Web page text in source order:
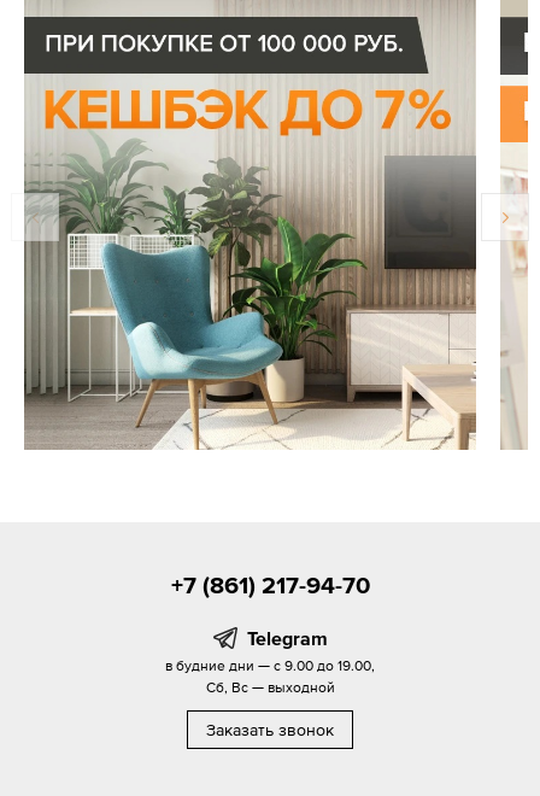
+7 (861) 217-94-70
Telegram
в будние дни — с 9.00 до 19.00,
Сб, Вс — выходной
Заказать звонок